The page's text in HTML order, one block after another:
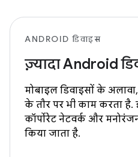
ANDROID डिवाइस
ज़्यादा Android
मोबाइल डिवाइसों के
के तौर पर भी काम करता
कॉर्पोरेट नेटवर्क और
किया जाता है.